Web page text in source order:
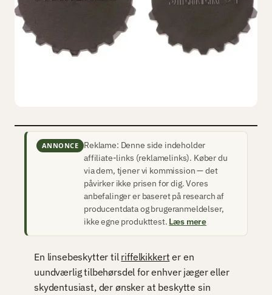
ANNONCE
Reklame: Denne side indeholder
affiliate-links (reklamelinks). Køber du
via dem, tjener vi kommission — det
påvirker ikke prisen for dig. Vores
anbefalinger er baseret på research af
producentdata og brugeranmeldelser,
ikke egne produkttest. Læs mere
En linsebeskytter tilriffelkikkerter en
uundværlig tilbehørsdel for enhver jæger eller
skydentusiast, der ønsker at beskytte sin